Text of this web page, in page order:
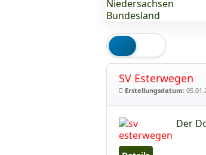
SV Esterwegen
Erstellungsdatum:
Der